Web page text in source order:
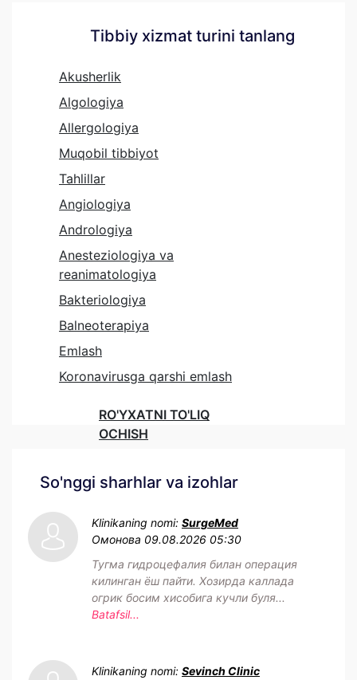
Tibbiy xizmat turini tanlang
Akusherlik
Algologiya
Allergologiya
Muqobil tibbiyot
Tahlillar
Angiologiya
Andrologiya
Anesteziologiya va
reanimatologiya
Bakteriologiya
Balneoterapiya
Emlash
Koronavirusga qarshi emlash
RO'YXATNI TO'LIQ
OCHISH
So'nggi sharhlar va izohlar
Klinikaning nomi: SurgeMed
Омонова 09.08.2026 05:30
Тугма гидроцефалия билан операция
килинган ёш пайти. Хозирда каллада
огрик босим хисобига кучли буля...
Batafsil...
Klinikaning nomi: Sevinch Clinic